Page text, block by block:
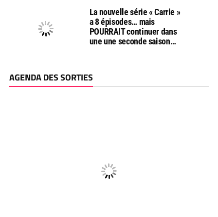
La nouvelle série « Carrie »
a 8 épisodes… mais
POURRAIT continuer dans
une une seconde saison…
AGENDA DES SORTIES